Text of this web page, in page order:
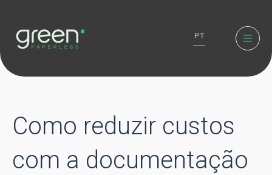
PT
Como reduzir custos
com a documentação